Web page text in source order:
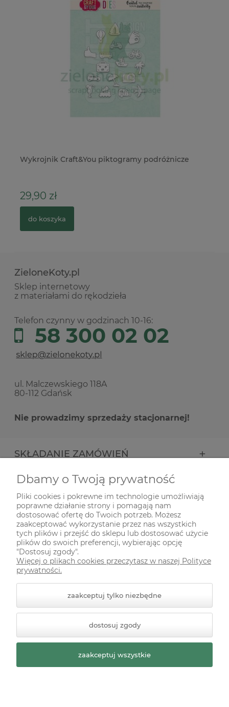
Wykrojnik Craft&You piktogramy podróżnicze
29,90 zł
do koszyka
ZieloneKoty.pl
Sklep internetowy
z materiałami do rękodzieła
Telefon czynny w godzinach 10-16:
58 300 02 02
ul. Malczewskiego 118A
80-112 Gdańsk
Nie prowadzimy sprzedaży stacjonarnej!
SKŁADANIE ZAMÓWIEŃ
INFORMACJE
ODWIEDŹ NAS NA
Styl graficzny ShopGadget.pl
Sklep internetowy Shoper
Premium
Dbamy o Twoją prywatność
Pliki cookies i pokrewne im technologie umożliwiają
poprawne działanie strony i pomagają nam
dostosować ofertę do Twoich potrzeb. Możesz
zaakceptować wykorzystanie przez nas wszystkich
tych plików i przejść do sklepu lub dostosować użycie
plików do swoich preferencji, wybierając opcję
"Dostosuj zgody".
Więcej o plikach cookies przeczytasz w naszej Polityce
prywatności.
zaakceptuj tylko niezbędne
dostosuj zgody
zaakceptuj wszystkie